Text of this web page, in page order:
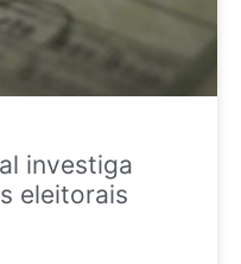
investiga
eleitorais